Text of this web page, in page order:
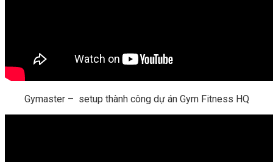
Gymaster – setup thành công dự án Gym Fitness HQ